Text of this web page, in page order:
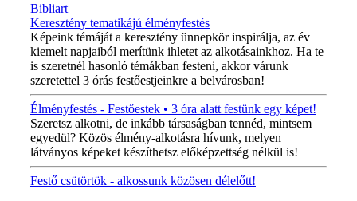
Bibliart –
Keresztény tematikájú élményfestés
Képeink témáját a keresztény ünnepkör inspirálja, az év
kiemelt napjaiból merítünk ihletet az alkotásainkhoz. Ha te
is szeretnél hasonló témákban festeni, akkor várunk
szeretettel 3 órás festőestjeinkre a belvárosban!
Élményfestés - Festőestek • 3 óra alatt festünk egy képet!
Szeretsz alkotni, de inkább társaságban tennéd, mintsem
egyedül? Közös élmény-alkotásra hívunk, melyen
látványos képeket készíthetsz előképzettség nélkül is!
Festő csütörtök - alkossunk közösen délelőtt!